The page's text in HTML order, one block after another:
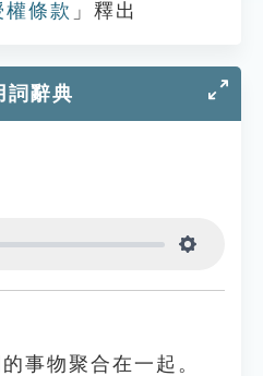
條款 」釋出
詞辭典
事物聚合在一起。